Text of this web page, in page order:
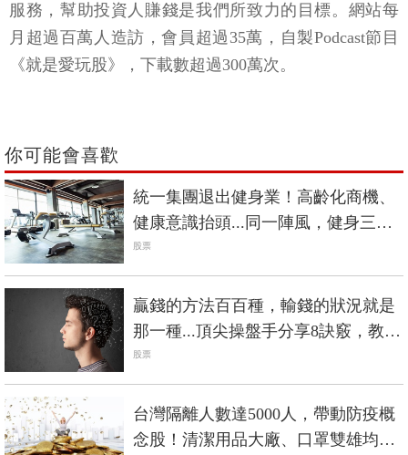
服務，幫助投資人賺錢是我們所致力的目標。網站每
月超過百萬人造訪，會員超過35萬，自製Podcast節目
《就是愛玩股》，下載數超過300萬次。
你可能會喜歡
統一集團退出健身業！高齡化商機、
健康意識抬頭...同一陣風，健身三巨
頭命運大不同？
股票
贏錢的方法百百種，輸錢的狀況就是
那一種...頂尖操盤手分享8訣竅，教你
避免情緒化交易
股票
台灣隔離人數達5000人，帶動防疫概
念股！清潔用品大廠、口罩雙雄均受